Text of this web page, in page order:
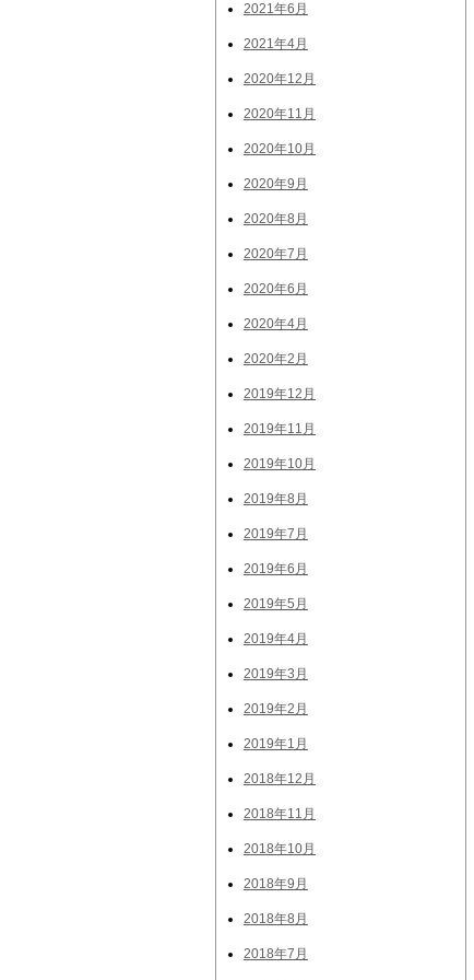
2021年6月
2021年4月
2020年12月
2020年11月
2020年10月
2020年9月
2020年8月
2020年7月
2020年6月
2020年4月
2020年2月
2019年12月
2019年11月
2019年10月
2019年8月
2019年7月
2019年6月
2019年5月
2019年4月
2019年3月
2019年2月
2019年1月
2018年12月
2018年11月
2018年10月
2018年9月
2018年8月
2018年7月